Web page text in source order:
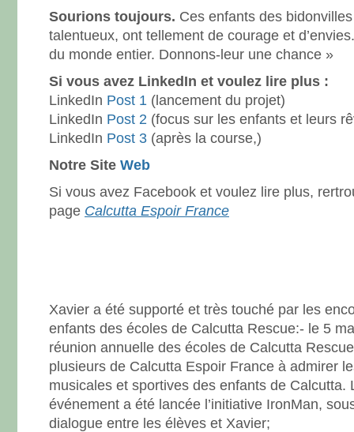
Sourions toujours. Ces enfants des
talentueux, ont tellement de courage et
du monde entier. Donnons-leur une chance »
Si vous avez LinkedIn et voulez lire plus :
LinkedIn Post 1 (lancement du projet)
LinkedIn Post 2 (focus sur les enfants et leurs
LinkedIn Post 3 (après la course,)
Notre Site Web
Si vous avez Facebook et voulez lire plus,
page Calcutta Espoir France
Xavier a été supporté et très touché par les
enfants des écoles de Calcutta Rescue:- le 5
réunion annuelle des écoles de Calcutta
plusieurs de Calcutta Espoir France à admirer
musicales et sportives des enfants de Calcutta.
événement a été lancée l’initiative IronMan,
dialogue entre les élèves et Xavier;